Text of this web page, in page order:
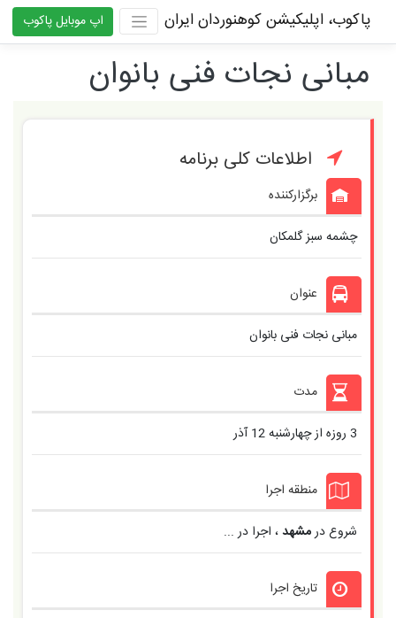
پاکوب، اپلیکیشن کوهنوردان ایران اپ موبایل پاکوب
مبانی نجات فنی بانوان
اطلاعات کلی برنامه
برگزارکننده
چشمه سبز گلمکان
عنوان
مبانی نجات فنی بانوان
مدت
3 روزه از چهارشنبه 12 آذر
منطقه اجرا
شروع درمشهد، اجرا در ...
تاریخ اجرا